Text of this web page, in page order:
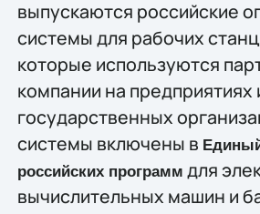
выпускаются российские
системы для рабочих
которые используются
компании на предприятиях
государственных
системы включены в
российских программ для
вычислительных машин и